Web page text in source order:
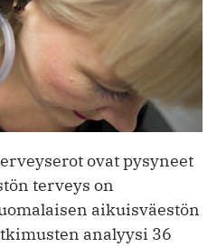
ovat pysyneet
terveys on
aikuisväestön
analyysi 36